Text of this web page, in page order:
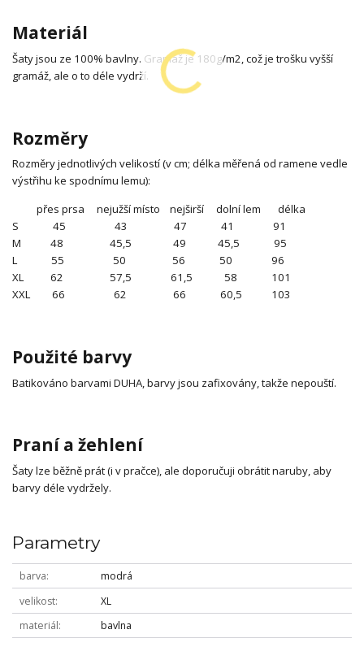
Materiál
Šaty jsou ze 100% bavlny. Gramáž je 180g/m2, což je trošku vyšší
gramáž, ale o to déle vydrží.
Rozměry
Rozměry jednotlivých velikostí (v cm; délka měřená od ramene vedle
výstřihu ke spodnímu lemu):
přes prsa nejužší místo nejširší dolní lem délka
S 45 43 47 41 91
M 48 45,5 49 45,5 95
L 55 50 56 50 96
XL 62 57,5 61,5 58 101
XXL 66 62 66 60,5 103
Použité barvy
Batikováno barvami DUHA, barvy jsou zafixovány, takže nepouští.
Praní a žehlení
Šaty lze běžně prát (i v pračce), ale doporučuji obrátit naruby, aby
barvy déle vydržely.
Parametry
barva
modrá
velikost
XL
materiál
bavlna